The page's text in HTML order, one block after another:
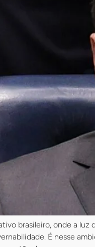
brasileiro, onde a
É nesse